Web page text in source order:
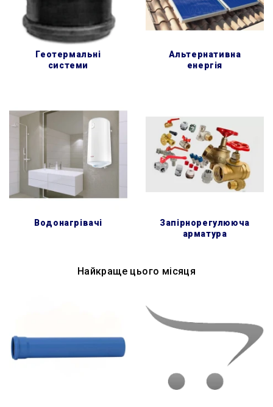
геотермальні
системи
альтернативна
енергія
водонагрівачі
запірнорегулююча
арматура
Найкраще цього місяця